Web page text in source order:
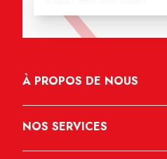
À PROPOS DE NOUS
NOS SERVICES